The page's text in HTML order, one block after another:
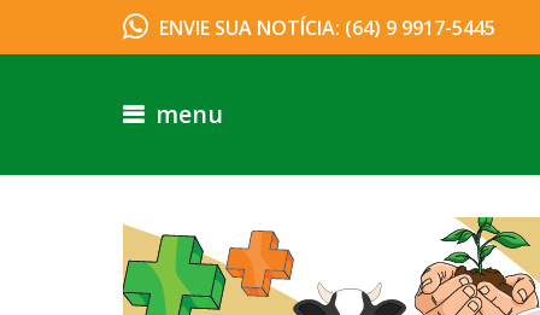
ENVIE SUA NOTÍCIA: (64) 9 9917-5445
menu